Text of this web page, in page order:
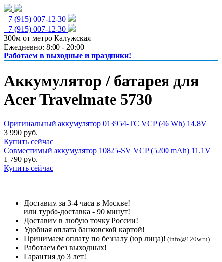
+7 (915) 007-12-30
+7 (915) 007-12-30
300м от метро Калужская
Ежедневно: 8:00 - 20:00
Работаем в выходные и праздники!
Аккумулятор / батарея для
Acer Travelmate 5730
Оригинальный аккумулятор 013954-TC VCP (46 Wh) 14.8V
3 990 руб.
Купить сейчас
Совместимый аккумулятор 10825-SV VCP (5200 mAh) 11.1V
1 790 руб.
Купить сейчас
Доставим за 3-4 часа в Москве!
или турбо-доставка - 90 минут!
Доставим в любую точку России!
Удобная оплата банковской картой!
Принимаем оплату по безналу (юр лица)! (info@120w.ru)
Работаем без выходных!
Гарантия до 3 лет!